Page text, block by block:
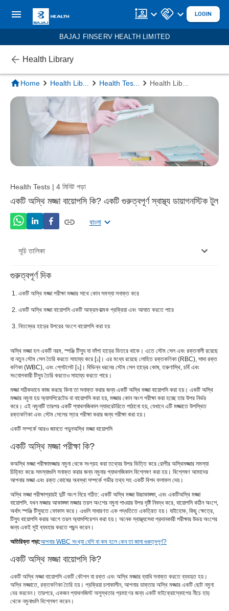
LOGIN
BAJAJ FINSERV HEALTH LIMITED
Health Library
Home Health Lib Health Tes Health Lib
Health Tests | 4 মিনিট পড়া
একটি অস্থি মজ্জা বায়োপসি কি? একটি গুরুত্বপূর্ণ স্বাস্থ্য ডায়াগনস্টিক টুল
বাংলা
সূচি তালিকা
বোন ম্যারো বায়োপসির সীমাবদ্ধতা
একটি অস্থি মজ্জা বায়োপসি সময় আশা করা জিনিস
ফলাফলের ধরন এবং তাদের অর্থ
কিভাবে একটি অস্থি মজ্জা বায়োপসি সম্পন্ন করা হয়?
অস্থি মজ্জা পরীক্ষা কেন করা হয়?
গুরুত্বপূর্ণ দিক
একটি অস্থি মজ্জা পরীক্ষা মজ্জার সাথে কোন সমস্যা সনাক্ত করে
একটি অস্থি মজ্জা বায়োপসি একটি আক্রমণাত্মক প্রক্রিয়া এবং আঘাত করতে পারে
নিতম্বের হাড়ের উপরের অংশে বায়োপসি করা হয়
অস্থি মজ্জা হল একটি নরম, স্পঞ্জি টিস্যু যা ফাঁপা হাড়ের ভিতরে থাকে। এতে স্টেম সেল এবং রক্তনালী রয়েছে
যা নতুন স্টেম সেল তৈরি করতে সাহায্য করে [১]। এর মধ্যে রয়েছে লোহিত রক্তকণিকা (RBC), সাদা রক্ত ​​
কণিকা (WBC), এবং প্লেটলেট [২]। বিভিন্ন ধরনের স্টেম সেল হাড়ের কোষ, তরুণাস্থি, চর্বি এবং
সংযোগকারী টিস্যু তৈরি করতেও সাহায্য করতে পারে।
মজ্জা সঠিকভাবে কাজ করছে কিনা তা সনাক্ত করার জন্য একটি অস্থি মজ্জা বায়োপসি করা হয়। একটি অস্থি
মজ্জার নমুনা হয় অ্যাসপিরেটেড বা বায়োপসি করা হয়, মজ্জার কোন অংশ পরীক্ষা করা হচ্ছে তার উপর নির্ভর
করে। এই নমুনাটি তারপর একটি প্যাথলজিকাল ল্যাবরেটরিতে পাঠানো হয়, যেখানে এটি মজ্জাতে উপস্থিত
রক্তকণিকা এবং স্টেম সেলের স্তর পরীক্ষা করার জন্য পরীক্ষা করা হয়।
একটি সম্পর্কে আরও জানতে পড়ুনঅস্থি মজ্জা বায়োপসি
একটি অস্থি মজ্জা পরীক্ষা কি?
কঅস্থি মজ্জা পরীক্ষামজ্জার নমুনা থেকে সংগ্রহ করা তথ্যের উপর ভিত্তি করে রোগীর অস্থিমজ্জার সমস্যা
চিহ্নিত করে৷ সমস্যাগুলি সনাক্ত করার জন্য নমুনার প্যাথলজিকাল বিশ্লেষণ করা হয়। বিশ্লেষণ আমাদের
আপনার মজ্জা এবং রক্ত ​​​​কোষের অবস্থা সম্পর্কে গভীর তথ্য সহ একটি বিশদ ফলাফল দেয়।
অস্থি মজ্জা পরীক্ষাপ্রায়ই দুটি অংশ নিয়ে গঠিত: একটি অস্থি মজ্জা উচ্চাকাঙ্ক্ষা, এবং একটিঅস্থি মজ্জা
বায়োপসি. যখন মজ্জার আকাঙ্ক্ষা মজ্জার তরল অংশের নমুনা পাওয়ার উপর দৃষ্টি নিবদ্ধ করে, বায়োপসি কঠিন অংশে,
অর্থাৎ স্পঞ্জি টিস্যুতে ফোকাস করে। এগুলি সাধারণত এক পদ্ধতিতে একত্রিত হয়। যাইহোক, কিছু ক্ষেত্রে,
টিস্যু বায়োপসি করার আগে তরল অ্যাসপিরেশন করা হয়। অনেক স্বাস্থ্যসেবা প্রদানকারী পরীক্ষার উভয় অংশের
জন্য একই সুই ব্যবহার করতে পছন্দ করেন।
অতিরিক্ত পড়া:আপনার WBC সংখ্যা বেশি বা কম হলে কেন তা জানা গুরুত্বপূর্ণ?
একটি অস্থি মজ্জা বায়োপসি কি?
একটি অস্থি মজ্জা বায়োপসি একটি কৌশল যা রক্ত ​​এবং অস্থি মজ্জার ব্যাধি সনাক্ত করতে ব্যবহৃত হয়।
অস্থি মজ্জাতে, রক্তকণিকা তৈরি হয়। প্রক্রিয়া চলাকালীন, আপনার ডাক্তার অস্থি মজ্জার একটি ছোট নমুনা
বের করবেন। তারপরে, একজন প্যাথলজিস্ট অসুস্থতার প্রমাণের জন্য একটি মাইক্রোস্কোপের নীচে হাড়
থেকে নমুনাগুলি বিশ্লেষণ করেন।